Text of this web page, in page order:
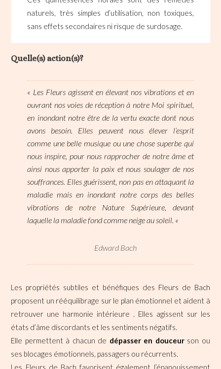
naturels, très simples d’utilisation, non toxiques,
sans effets secondaires ni risque de surdosage.
Quelle(s) action(s)?
« Les Fleurs agissent en élevant nos vibrations et en
ouvrant nos voies de réception à notre Moi spirituel,
en inondant notre être de la vertu exacte dont nous
avons besoin. Elles peuvent nous élever l’esprit
comme une belle musique ou une chose superbe qui
nous inspire, pour nous rapprocher de notre âme et
ainsi nous apporter la paix et nous soulager de nos
souffrances. Elles guérissent, non pas en attaquant la
maladie mais en inondant notre corps des belles
vibrations de notre Nature Supérieure, devant
laquelle la maladie fond comme neige au soleil. «
Edward Bach
Les propriétés subtiles et bénéfiques des Fleurs de Bach
proposent un rééquilibrage sur le plan émotionnel et aident à
retrouver une harmonie intérieure . Elles agissent sur les
états d’âme discordants et les sentiments négatifs.
Elle permettent à chacun de dépasser en douceurson ou
ses blocages émotionnels, passagers ou récurrents.
Les Fleurs de Bach favorisent également l’épanouissement